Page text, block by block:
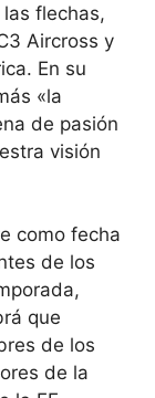
flechas,
Aircross y
En su
«la
de pasión
visión
como fecha
de los
que
de los
de la